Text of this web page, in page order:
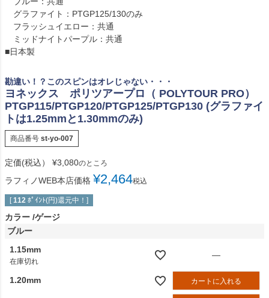
グラファイト：PTGP125/130のみ
フラッシュイエロー：共通
ミッドナイトパープル：共通
■日本製
勘違い！？このスピンはオレじゃない・・・
ヨネックス ポリツアープロ（ POLYTOUR PRO）
PTGP115/PTGP120/PTGP125/PTGP130 (グラファイ
トは1.25mmと1.30mmのみ)
商品番号 st-yo-007
定価(税込） ¥3,080のところ
ラフィノWEB本店価格 ¥2,464税込
[ 112 ﾎﾟｲﾝﾄ(円)還元中！]
カラー ゲージ
ブルー
1.15mm
在庫切れ
—
1.20mm カートに入れる